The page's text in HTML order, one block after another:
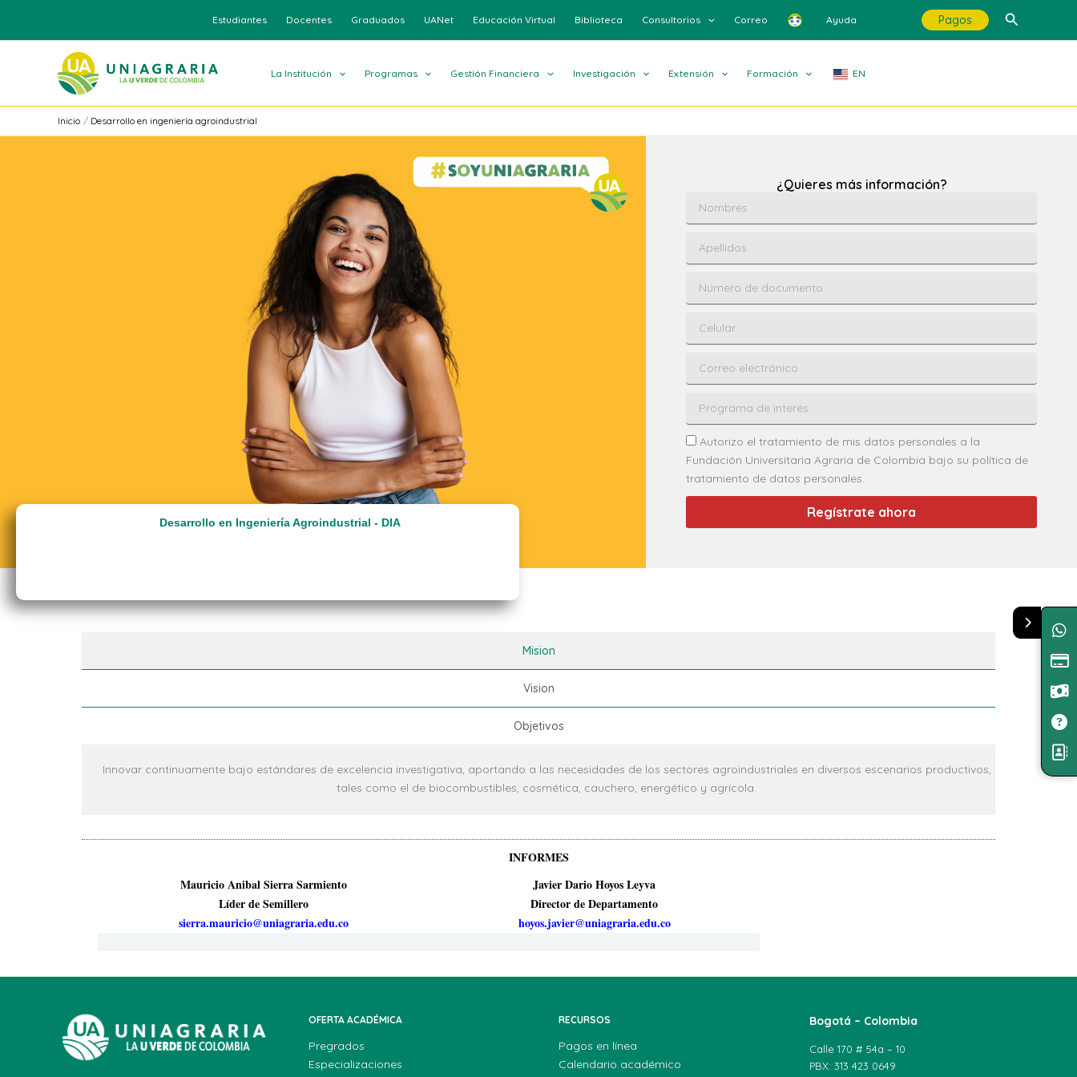
contenido
Estudiantes Docentes Graduados UANet Educación Virtual Biblioteca Consultorios Correo Ayuda Pagos Buscar
La Institución Programas Gestión Financiera Investigación Extensión Formación EN
Inicio Desarrollo en ingeniería agroindustrial
¿Quieres más información?
Autorizo el tratamiento de mis datos personales a la
Fundación Universitaria Agraria de Colombia bajo su política de
tratamiento de datos personales.
Regístrate ahora
Desarrollo en Ingeniería Agroindustrial - DIA
Mision
Vision
Objetivos
Innovar continuamente bajo estándares de excelencia investigativa, aportando a las necesidades de los sectores agroindustriales en diversos escenarios productivos,
tales como el de biocombustibles, cosmética, cauchero, energético y agrícola.
INFORMES
Mauricio Anibal Sierra Sarmiento
Líder de Semillero
sierra.mauricio@uniagraria.edu.co
Javier Dario Hoyos Leyva
Director de Departamento
hoyos.javier@uniagraria.edu.co
OFERTA ACADÉMICA
Pregrados
Especializaciones
RECURSOS
Pagos en línea
Calendario académico
Bogotá – Colombia
Calle 170 # 54a – 10
PBX: 313 423 0649